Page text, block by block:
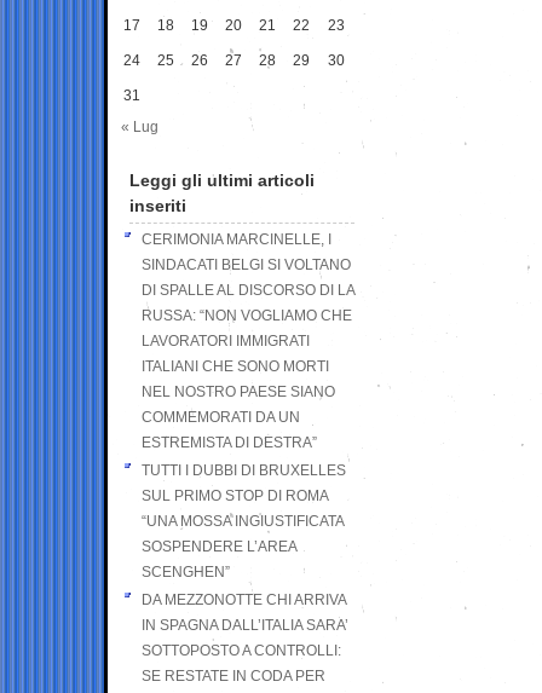
17 18 19 20 21 22 23
24 25 26 27 28 29 30
31
« Lug
Leggi gli ultimi articoli
inseriti
CERIMONIA MARCINELLE, I
SINDACATI BELGI SI VOLTANO
DI SPALLE AL DISCORSO DI LA
RUSSA: “NON VOGLIAMO CHE
LAVORATORI IMMIGRATI
ITALIANI CHE SONO MORTI
NEL NOSTRO PAESE SIANO
COMMEMORATI DA UN
ESTREMISTA DI DESTRA”
TUTTI I DUBBI DI BRUXELLES
SUL PRIMO STOP DI ROMA
“UNA MOSSA INGIUSTIFICATA
SOSPENDERE L’AREA
SCENGHEN”
DA MEZZONOTTE CHI ARRIVA
IN SPAGNA DALL’ITALIA SARA’
SOTTOPOSTO A CONTROLLI:
SE RESTATE IN CODA PER